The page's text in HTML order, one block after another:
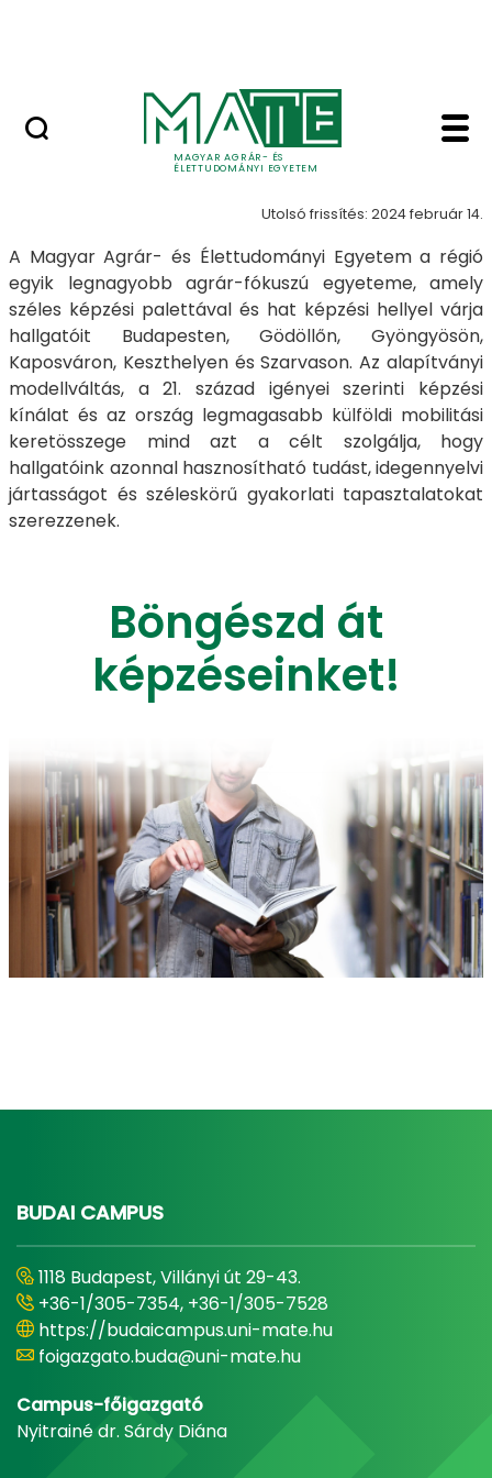
MAGYAR AGRÁR- ÉS
ÉLETTUDOMÁNYI EGYETEM
Képzéskereső -
Képzéskereső
Utolsó frissítés: 2024 február 14.
A Magyar Agrár- és Élettudományi Egyetem a régió
egyik legnagyobb agrár-fókuszú egyeteme, amely
széles képzési palettával és hat képzési hellyel várja
hallgatóit Budapesten, Gödöllőn, Gyöngyösön,
Kaposváron, Keszthelyen és Szarvason. Az alapítványi
modellváltás, a 21. század igényei szerinti képzési
kínálat és az ország legmagasabb külföldi mobilitási
keretösszege mind azt a célt szolgálja, hogy
hallgatóink azonnal hasznosítható tudást, idegennyelvi
jártasságot és széleskörű gyakorlati tapasztalatokat
szerezzenek.
Böngészd át
képzéseinket!
BUDAI CAMPUS
1118 Budapest, Villányi út 29-43.
+36-1/305-7354, +36-1/305-7528
https://budaicampus.uni-mate.hu
foigazgato.buda@uni-mate.hu
Campus-főigazgató
Nyitrainé dr. Sárdy Diána